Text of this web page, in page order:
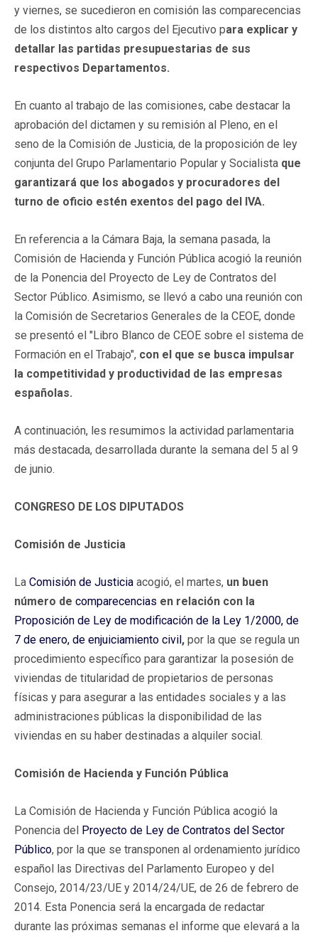
y viernes, se sucedieron en comisión las comparecencias
de los distintos alto cargos del Ejecutivo para explicar y
detallar las partidas presupuestarias de sus
respectivos Departamentos.
En cuanto al trabajo de las comisiones, cabe destacar la
aprobación del dictamen y su remisión al Pleno, en el
seno de la Comisión de Justicia, de la proposición de ley
conjunta del Grupo Parlamentario Popular y Socialista que
garantizará que los abogados y procuradores del
turno de oficio estén exentos del pago del IVA.
En referencia a la Cámara Baja, la semana pasada, la
Comisión de Hacienda y Función Pública acogió la reunión
de la Ponencia del Proyecto de Ley de Contratos del
Sector Público. Asimismo, se llevó a cabo una reunión con
la Comisión de Secretarios Generales de la CEOE, donde
se presentó el "Libro Blanco de CEOE sobre el sistema de
Formación en el Trabajo", con el que se busca impulsar
la competitividad y productividad de las empresas
españolas.
A continuación, les resumimos la actividad parlamentaria
más destacada, desarrollada durante la semana del 5 al 9
de junio.
CONGRESO DE LOS DIPUTADOS
Comisión de Justicia
La Comisión de Justicia acogió, el martes, un buen
número de comparecencias en relación con la
Proposición de Ley de modificación de la Ley 1/2000, de
7 de enero, de enjuiciamiento civil, por la que se regula un
procedimiento específico para garantizar la posesión de
viviendas de titularidad de propietarios de personas
físicas y para asegurar a las entidades sociales y a las
administraciones públicas la disponibilidad de las
viviendas en su haber destinadas a alquiler social.
Comisión de Hacienda y Función Pública
La Comisión de Hacienda y Función Pública acogió la
Ponencia del Proyecto de Ley de Contratos del Sector
Público, por la que se transponen al ordenamiento jurídico
español las Directivas del Parlamento Europeo y del
Consejo, 2014/23/UE y 2014/24/UE, de 26 de febrero de
2014. Esta Ponencia será la encargada de redactar
durante las próximas semanas el informe que elevará a la